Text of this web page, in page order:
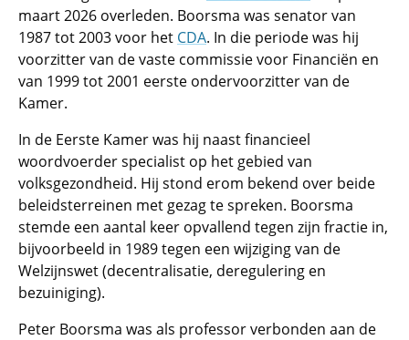
maart 2026 overleden. Boorsma was senator van
1987 tot 2003 voor het CDA. In die periode was hij
voorzitter van de vaste commissie voor Financiën en
van 1999 tot 2001 eerste ondervoorzitter van de
Kamer.
In de Eerste Kamer was hij naast financieel
woordvoerder specialist op het gebied van
volksgezondheid. Hij stond erom bekend over beide
beleidsterreinen met gezag te spreken. Boorsma
stemde een aantal keer opvallend tegen zijn fractie in,
bijvoorbeeld in 1989 tegen een wijziging van de
Welzijnswet (decentralisatie, deregulering en
bezuiniging).
Peter Boorsma was als professor verbonden aan de